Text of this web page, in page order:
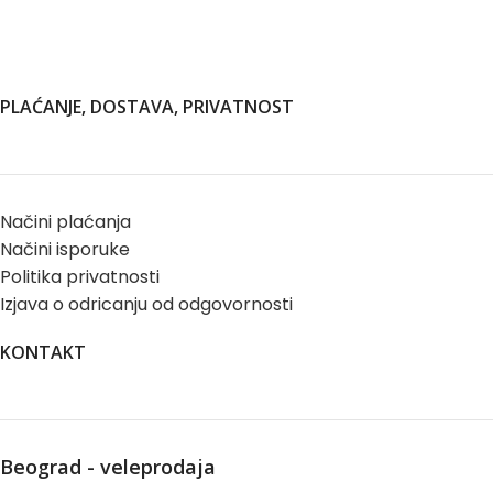
PLAĆANJE, DOSTAVA, PRIVATNOST
Načini plaćanja
Načini isporuke
Politika privatnosti
Izjava o odricanju od odgovornosti
KONTAKT
Beograd - veleprodaja